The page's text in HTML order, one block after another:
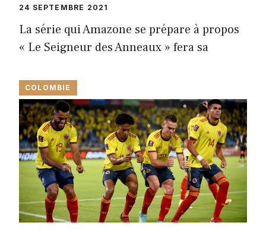
24 SEPTEMBRE 2021
La série qui Amazone se prépare à propos
« Le Seigneur des Anneaux » fera sa
COLOMBIE